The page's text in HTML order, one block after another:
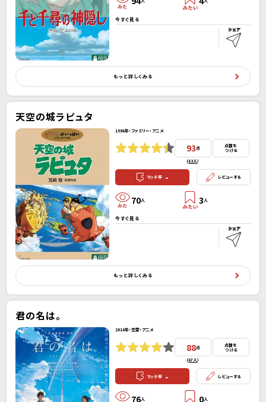
今すぐ見る
もっと詳しくみる
天空の城ラピュタ
1986年・ファミリー・アニメ
93点
(63人）
点数を
つける
マッチ率 - レビューする
70人 3人
今すぐ見る
もっと詳しくみる
君の名は。
2016年・恋愛・アニメ
88点
(67人）
点数を
つける
マッチ率 - レビューする
76人 0人